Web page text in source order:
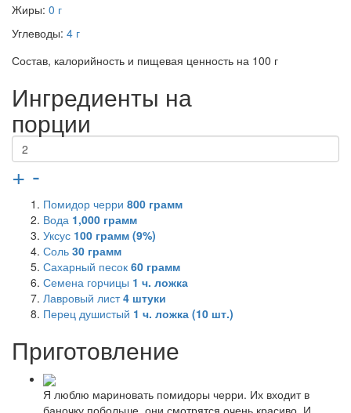
Жиры: 0 г
Углеводы: 4 г
Состав, калорийность и пищевая ценность на 100 г
Ингредиенты на
порции
+ -
Помидор черри 800 грамм
Вода 1,000 грамм
Уксус 100 грамм (9%)
Соль 30 грамм
Сахарный песок 60 грамм
Семена горчицы 1 ч. ложка
Лавровый лист4 штуки
Перец душистый 1 ч. ложка (10 шт.)
Приготовление
Я люблю мариновать помидоры черри. Их входит в
баночку побольше, они смотрятся очень красиво. И